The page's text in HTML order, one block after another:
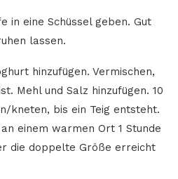
in eine Schüssel geben. Gut
lassen.
hinzufügen. Vermischen,
Mehl und Salz hinzufügen. 10
kneten, bis ein Teig entsteht.
einem warmen Ort 1 Stunde
die doppelte Größe erreicht